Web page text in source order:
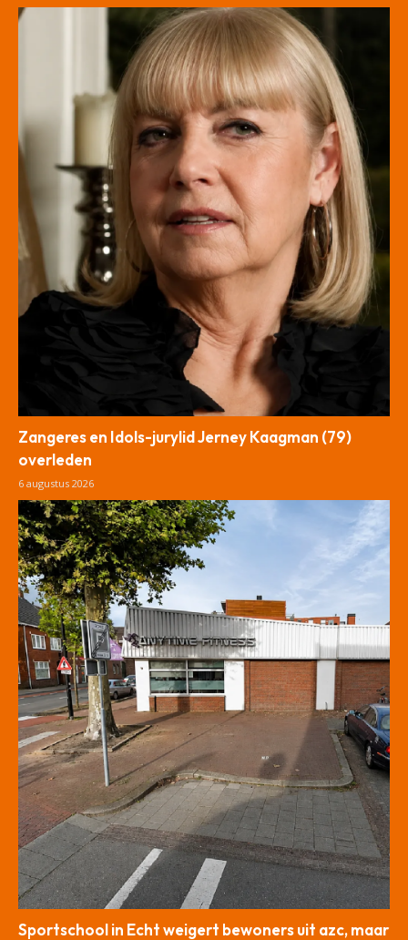
Zangeres en Idols-jurylid Jerney Kaagman (79)
overleden
6 augustus 2026
Sportschool in Echt weigert bewoners uit azc, maar